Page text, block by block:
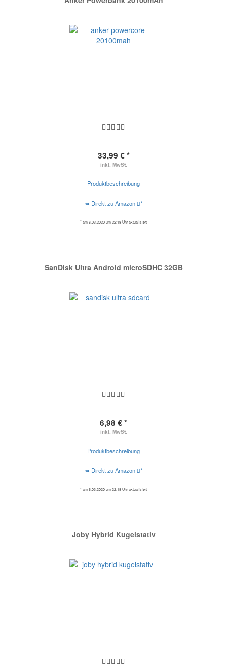
33,99 € *
inkl. MwSt.
Produktbeschreibung
➥ Direkt zu Amazon *
* am 6.03.2020 um 22:18 Uhr aktualisiert
SanDisk Ultra Android microSDHC 32GB
6,98 € *
inkl. MwSt.
Produktbeschreibung
➥ Direkt zu Amazon *
* am 6.03.2020 um 22:18 Uhr aktualisiert
Joby Hybrid Kugelstativ